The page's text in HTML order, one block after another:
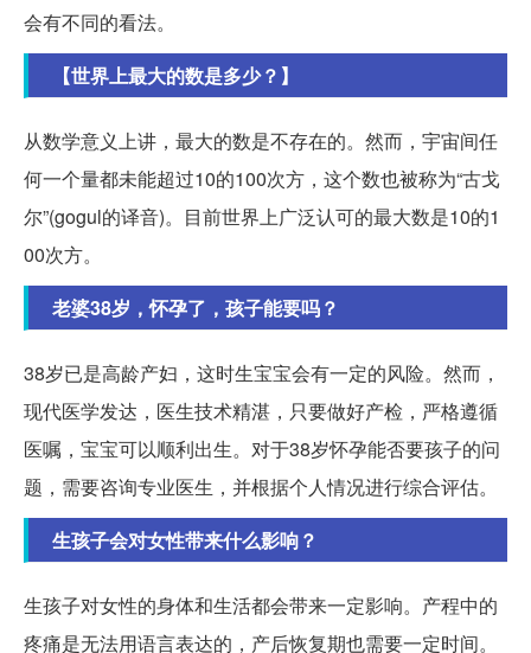
会有不同的看法。
【世界上最大的数是多少？】
从数学意义上讲，最大的数是不存在的。然而，宇宙间任
何一个量都未能超过10的100次方，这个数也被称为“古戈
尔”(gogul的译音)。目前世界上广泛认可的最大数是10的1
00次方。
老婆38岁，怀孕了，孩子能要吗？
38岁已是高龄产妇，这时生宝宝会有一定的风险。然而，
现代医学发达，医生技术精湛，只要做好产检，严格遵循
医嘱，宝宝可以顺利出生。对于38岁怀孕能否要孩子的问
题，需要咨询专业医生，并根据个人情况进行综合评估。
生孩子会对女性带来什么影响？
生孩子对女性的身体和生活都会带来一定影响。产程中的
疼痛是无法用语言表达的，产后恢复期也需要一定时间。